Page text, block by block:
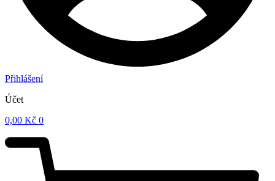
Přihlášení
Účet
0,00 Kč 0